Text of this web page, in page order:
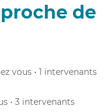
de
vous • 1 intervenants
• 3 intervenants